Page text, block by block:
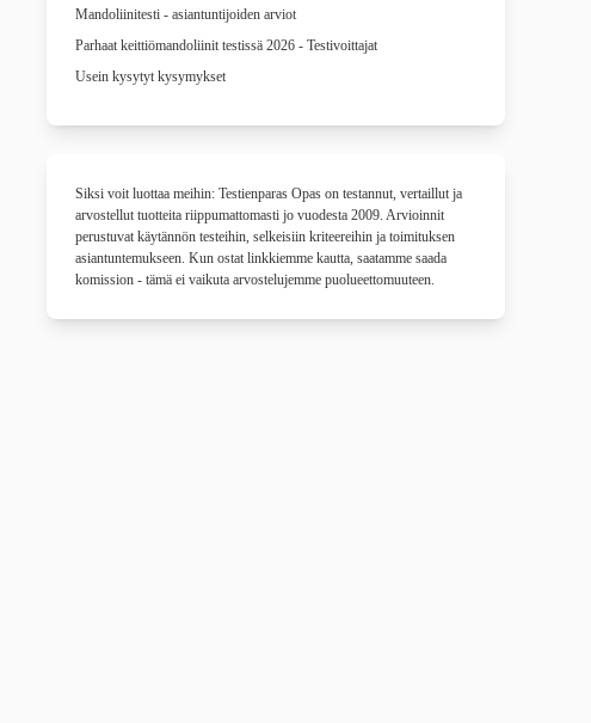
Mandoliinitesti - asiantuntijoiden arviot
Parhaat keittiömandoliinit testissä 2026 - Testivoittajat
Usein kysytyt kysymykset
Siksi voit luottaa meihin: Testienparas Opas on testannut, vertaillut ja
arvostellut tuotteita riippumattomasti jo vuodesta 2009. Arvioinnit
perustuvat käytännön testeihin, selkeisiin kriteereihin ja toimituksen
asiantuntemukseen. Kun ostat linkkiemme kautta, saatamme saada
komission - tämä ei vaikuta arvostelujemme puolueettomuuteen.